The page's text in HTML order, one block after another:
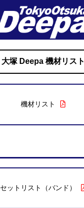
大塚 Deepa 機材リスト
機材リスト
セットリスト（バンド）